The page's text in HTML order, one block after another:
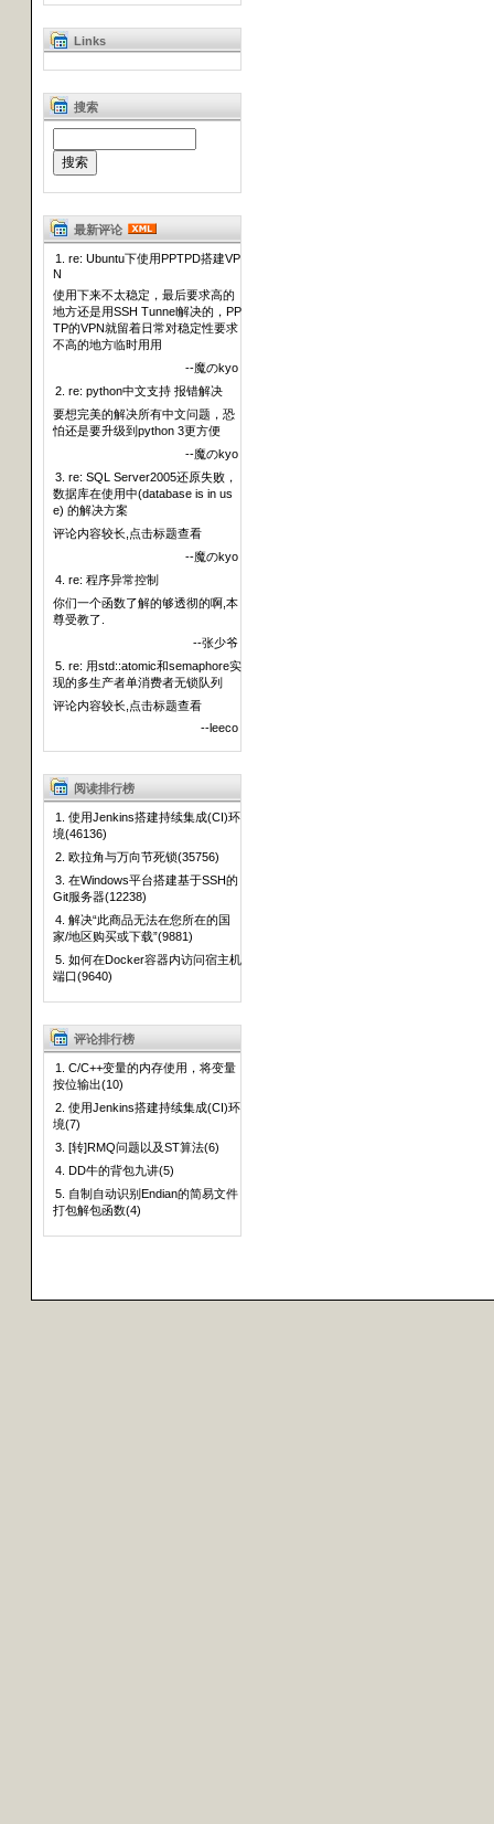
Links
搜索
最新评论
1. re: Ubuntu下使用PPTPD搭建VP
N
使用下来不太稳定，最后要求高的
地方还是用SSH Tunnel解决的，PP
TP的VPN就留着日常对稳定性要求
不高的地方临时用用
--魔のkyo
2. re: python中文支持 报错解决
要想完美的解决所有中文问题，恐
怕还是要升级到python 3更方便
--魔のkyo
3. re: SQL Server2005还原失败，
数据库在使用中(database is in us
e) 的解决方案
评论内容较长,点击标题查看
--魔のkyo
4. re: 程序异常控制
你们一个函数了解的够透彻的啊,本
尊受教了.
--张少爷
5. re: 用std::atomic和semaphore实
现的多生产者单消费者无锁队列
评论内容较长,点击标题查看
--leeco
阅读排行榜
1. 使用Jenkins搭建持续集成(CI)环
境(46136)
2. 欧拉角与万向节死锁(35756)
3. 在Windows平台搭建基于SSH的
Git服务器(12238)
4. 解决“此商品无法在您所在的国
家/地区购买或下载”(9881)
5. 如何在Docker容器内访问宿主机
端口(9640)
评论排行榜
1. C/C++变量的内存使用，将变量
按位输出(10)
2. 使用Jenkins搭建持续集成(CI)环
境(7)
3. [转]RMQ问题以及ST算法(6)
4. DD牛的背包九讲(5)
5. 自制自动识别Endian的简易文件
打包解包函数(4)